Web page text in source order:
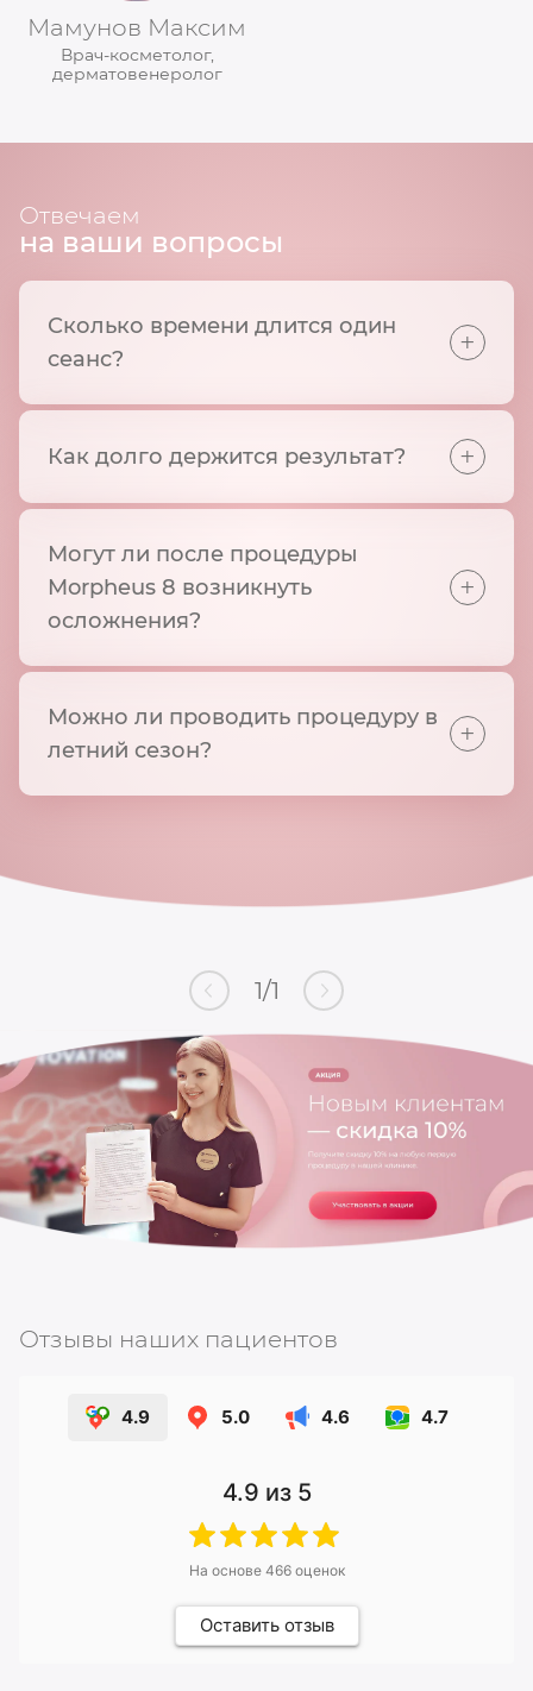
Мамунов Максим
Врач-косметолог,
дерматовенеролог
Отвечаем
на ваши вопросы
Сколько времени длится один
сеанс?
+
Как долго держится результат? +
Могут ли после процедуры
Morpheus 8 возникнуть
осложнения?
+
Можно ли проводить процедуру в
летний сезон?
+
1/1
Отзывы наших пациентов
4.9 5.0 4.6 4.7
4.9 из 5
На основе 466оценок
Оставить отзыв